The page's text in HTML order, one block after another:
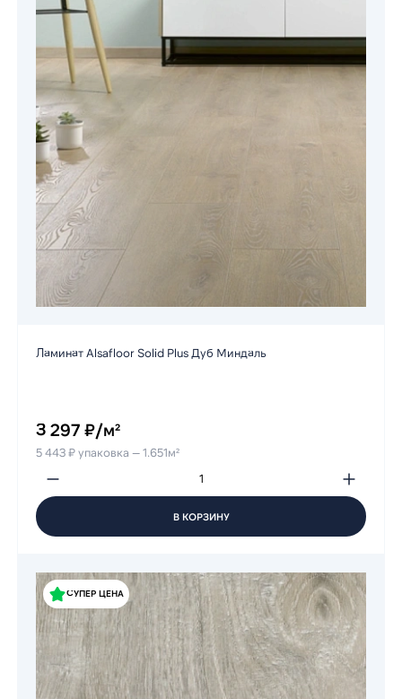
Ламинат Alsafloor Solid Plus Дуб Миндаль
3 297 ₽/м²
5 443 ₽ упаковка — 1.651м²
В КОРЗИНУ
СУПЕР ЦЕНА